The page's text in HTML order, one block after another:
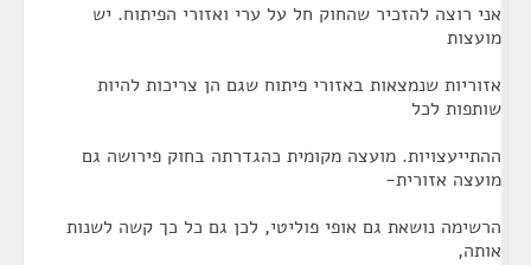
אני רוצה להזכיר שהחוק חל על ערי ואזורי הפיתוח. יש
מועצות
אזוריות שנמצאות באזורי פיתוח שגם הן צריכות להיות
שותפות לכל
ההתייעצויות. מועצה מקומית כהגדרתה בחוק פירושה גם
מועצה אזורית-
הרשימה נושאת גם אופי פוליטי, לכן גם כל כך קשה לשנות
אותה,